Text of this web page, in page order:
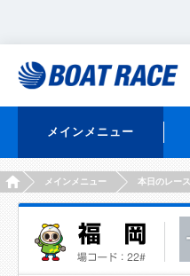
メインメニュー
HOMEメインメニュー 本日のレース